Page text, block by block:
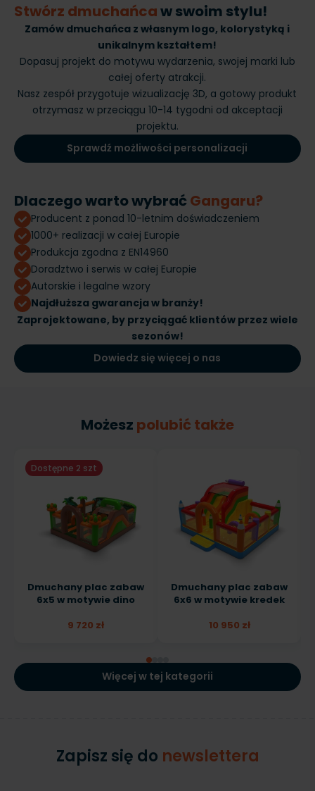
Stwórz dmuchańcaw swoim stylu!
Zamów dmuchańca z własnym logo, kolorystyką i
unikalnym kształtem!
Dopasuj projekt do motywu wydarzenia, swojej marki lub
całej oferty atrakcji.
Nasz zespół przygotuje wizualizację 3D, a gotowy produkt
otrzymasz w przeciągu 10-14 tygodni od akceptacji
projektu.
Sprawdź możliwości personalizacji
Dlaczego warto wybrać Gangaru?
Producent z ponad 10-letnim doświadczeniem
1000+ realizacji w całej Europie
Produkcja zgodna z EN14960
Doradztwo i serwis w całej Europie
Autorskie i legalne wzory
Najdłuższa gwarancja w branży!
Zaprojektowane, by przyciągać klientów przez wiele
sezonów!
Dowiedz się więcej o nas
Możesz polubić także
Dostępne 2 szt
Dmuchany plac zabaw
6x5 w motywie dino
9 720 zł
Dmuchany plac zabaw
6x6 w motywie kredek
10 950 zł
Więcej w tej kategorii
Zapisz się do newslettera